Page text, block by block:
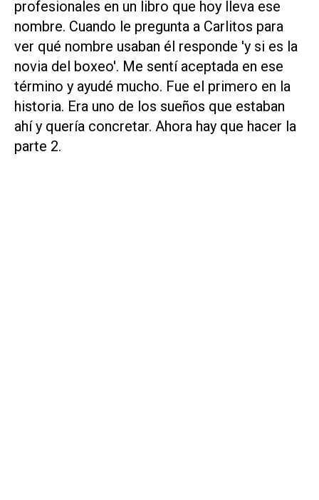
profesionales en un libro que hoy lleva ese
nombre. Cuando le pregunta a Carlitos para
ver qué nombre usaban él responde 'y si es la
novia del boxeo'. Me sentí aceptada en ese
término y ayudé mucho. Fue el primero en la
historia. Era uno de los sueños que estaban
ahí y quería concretar. Ahora hay que hacer la
parte 2.